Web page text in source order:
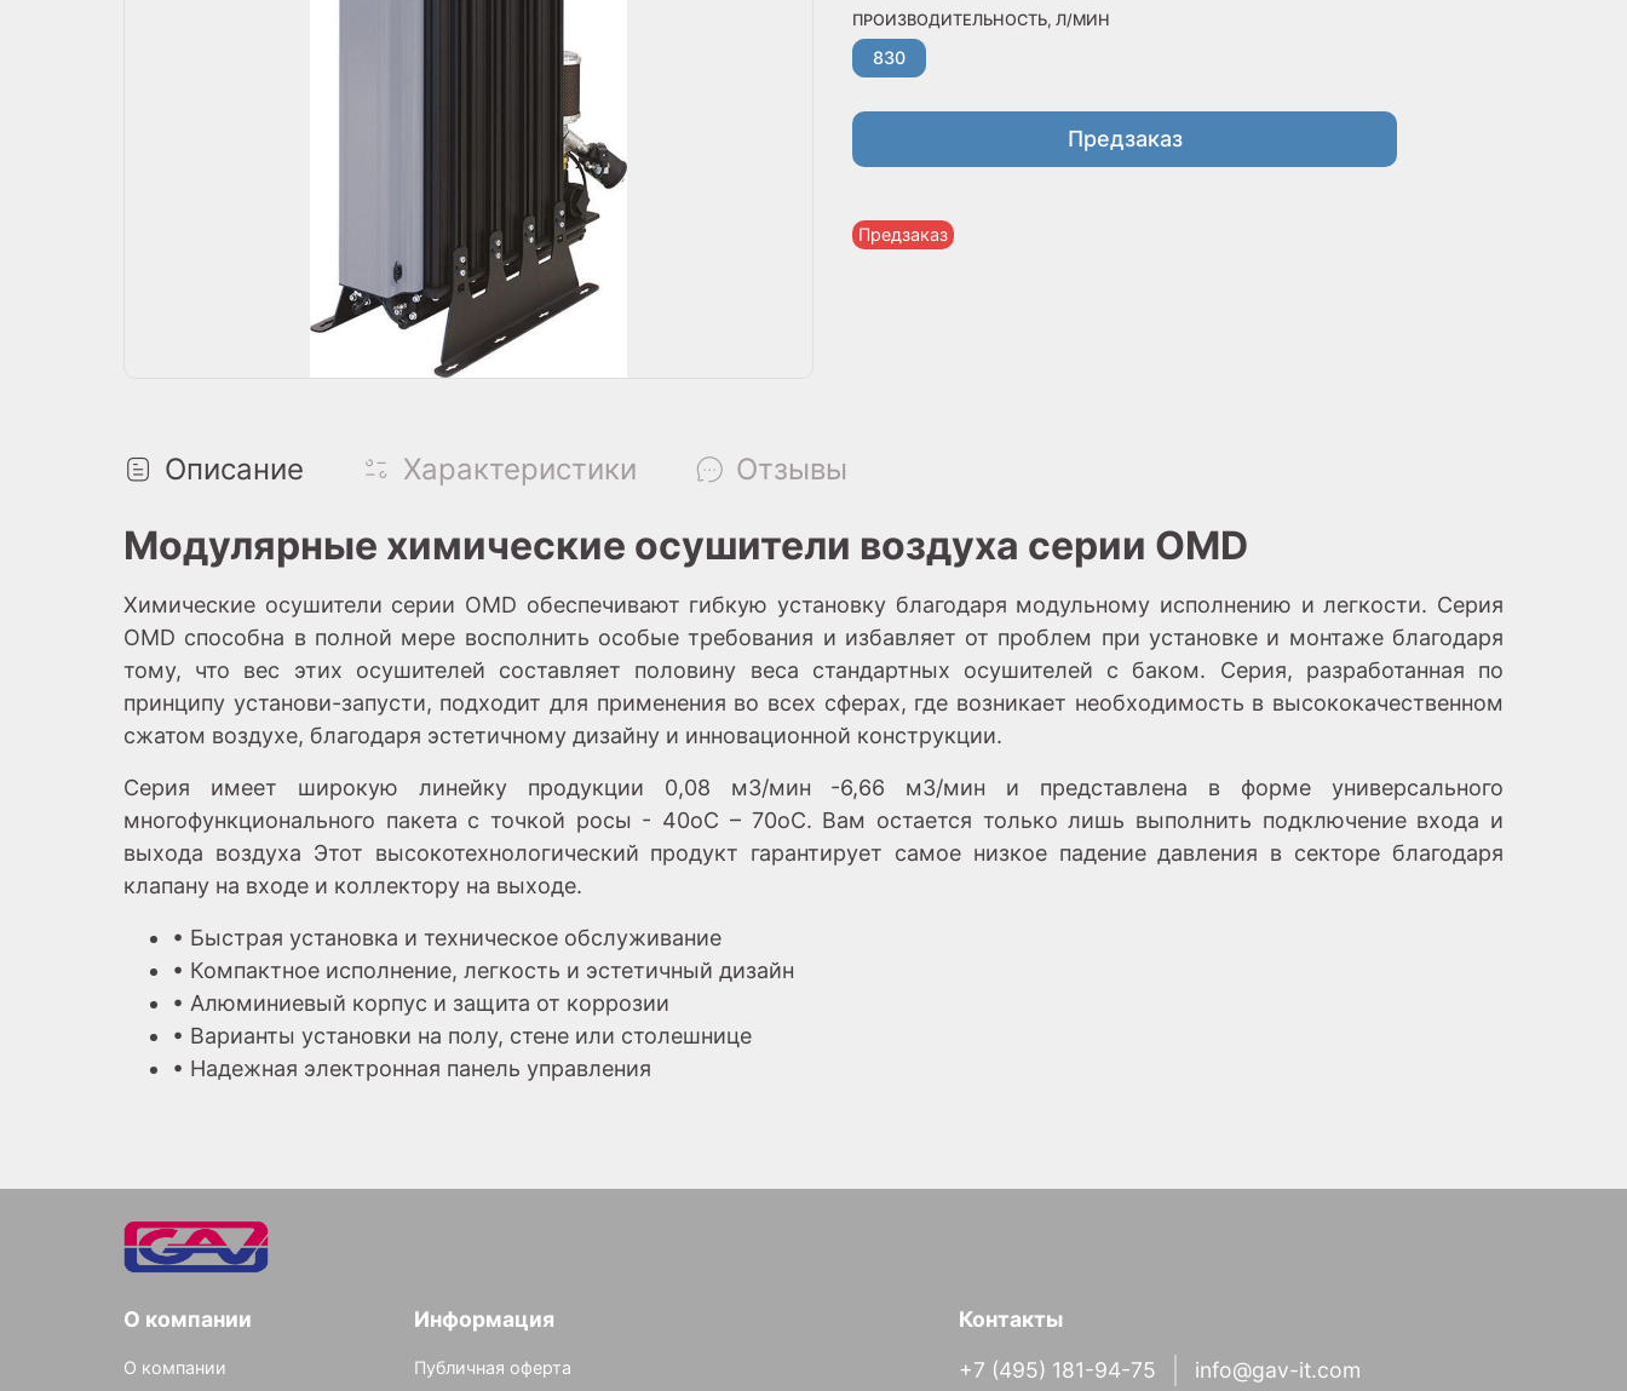
Предзаказ
Предзаказ
ПРОИЗВОДИТЕЛЬНОСТЬ, Л/МИН
830
Описание Характеристики Отзывы
Модулярные химические осушители воздуха серии OMD
Химические осушители серии OMD обеспечивают гибкую установку благодаря модульному исполнению и легкости. Серия
OMD способна в полной мере восполнить особые требования и избавляет от проблем при установке и монтаже благодаря
тому, что вес этих осушителей составляет половину веса стандартных осушителей с баком. Серия, разработанная по
принципу установи-запусти, подходит для применения во всех сферах, где возникает необходимость в высококачественном
сжатом воздухе, благодаря эстетичному дизайну и инновационной конструкции.
Серия имеет широкую линейку продукции 0,08 м3/мин -6,66 м3/мин и представлена в форме универсального
многофункционального пакета с точкой росы - 40oC – 70oC. Вам остается только лишь выполнить подключение входа и
выхода воздуха Этот высокотехнологический продукт гарантирует самое низкое падение давления в секторе благодаря
клапану на входе и коллектору на выходе.
• Быстрая установка и техническое обслуживание
• Компактное исполнение, легкость и эстетичный дизайн
• Алюминиевый корпус и защита от коррозии
• Варианты установки на полу, стене или столешнице
• Надежная электронная панель управления
О компании
О компании
Информация
Публичная оферта
Контакты
+7 (495) 181-94-75
info@gav-it.com